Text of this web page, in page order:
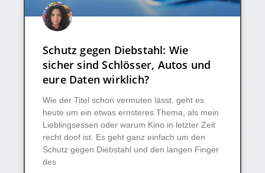
Schutz gegen Diebstahl: Wie
sicher sind Schlösser, Autos und
eure Daten wirklich?
Wie der Titel schon vermuten lässt, geht es
heute um ein etwas ernsteres Thema, als mein
Lieblingsessen oder warum Kino in letzter Zeit
recht doof ist. Es geht ganz einfach um den
Schutz gegen Diebstahl und den langen Finger
des